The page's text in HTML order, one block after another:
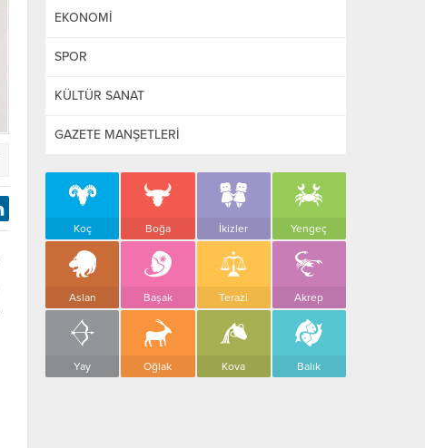
EKONOMİ
SPOR
KÜLTÜR SANAT
GAZETE MANŞETLERİ
Koç Boğa İkizler Yengeç
Aslan Başak Terazi Akrep
Yay Oğlak Kova Balık